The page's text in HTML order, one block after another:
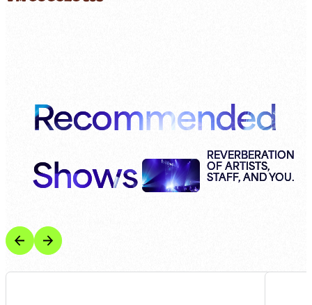
Recommended
Shows
REVERBERATION
OF ARTISTS,
STAFF, AND YOU.